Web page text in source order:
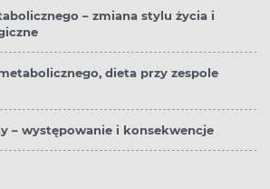
– zmiana stylu życia i
dieta przy zespole
– występowanie i konsekwencje